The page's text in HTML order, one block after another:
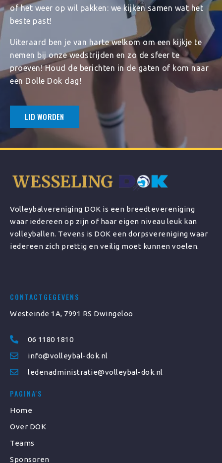
of het weer op wil pakken: we kijken samen wat het
beste past!
Uiteraard ben je van harte welkom om een kijkje te
nemen bij onze wedstrijden en zo de sfeer te
proeven! Houd de berichten in de gaten of kom naar
een Dolle Dok dag!
LID WORDEN
Volleybalvereniging DOK is een breedtevereniging
waar iedereen op zijn of haar eigen niveau leuk kan
volleyballen. Tevens is DOK een dorpsvereniging waar
iedereen zich prettig en veilig moet kunnen voelen.
CONTACTGEGEVENS
Westeinde 1A, 7991 RS Dwingeloo
06 1180 1810
info@volleybal-dok.nl
ledenadministratie@volleybal-dok.nl
PAGINA'S
Home
Over DOK
Teams
Sponsoren